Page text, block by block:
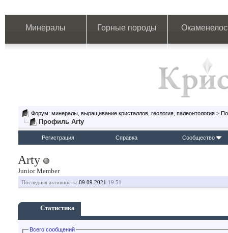
Минералы Горные породы
Форум: минералы, выращивание кристаллов, геология, палеонтология >
Профиль Arty
Регистрация Справка Сообщество
Arty
Junior Member
Последняя активность: 09.09.2021 19:51
Статистика
Всего сообщений